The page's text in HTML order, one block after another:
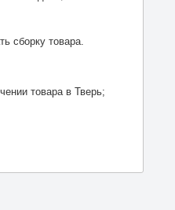
сборку товара.
товара в Тверь;